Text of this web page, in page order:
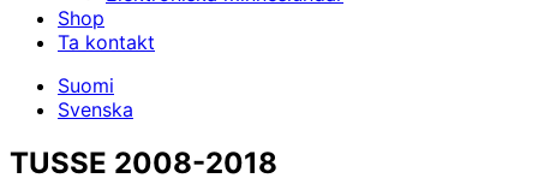
Shop
Ta kontakt
Suomi
Svenska
TUSSE 2008-2018